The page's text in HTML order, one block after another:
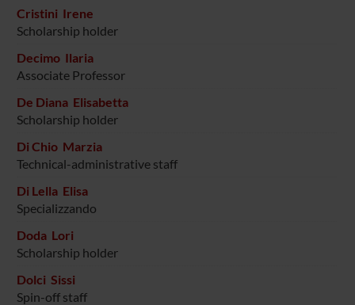
Cristini Irene
Scholarship holder
Decimo Ilaria
Associate Professor
De Diana Elisabetta
Scholarship holder
Di Chio Marzia
Technical-administrative staff
Di Lella Elisa
Specializzando
Doda Lori
Scholarship holder
Dolci Sissi
Spin-off staff